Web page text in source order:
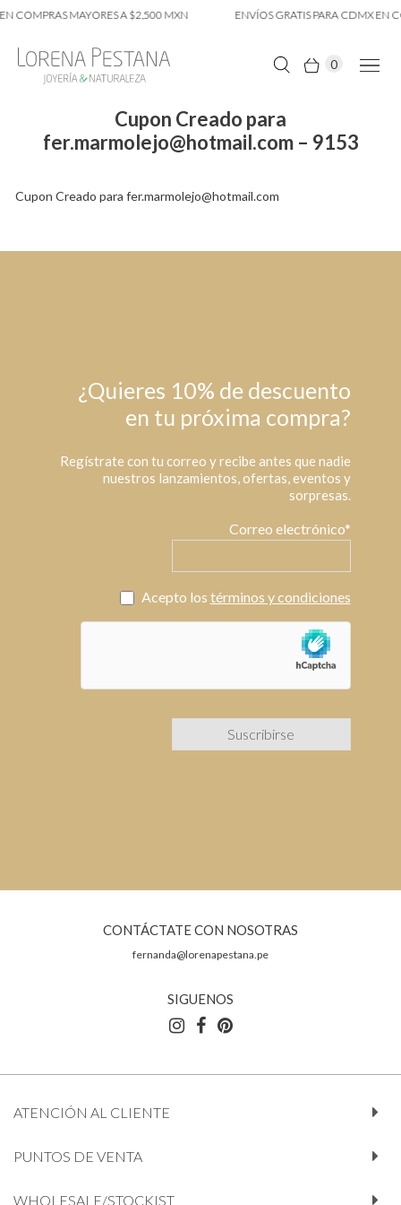
COMPRAS MAYORES A $2,500 MXN ENVÍOS GRATIS PARA CDMX EN
0
Cupon Creado para
fer.marmolejo@hotmail.com – 9153
Cupon Creado para fer.marmolejo@hotmail.com
¿Quieres 10% de descuento
en tu próxima compra?
Regístrate con tu correo y recibe antes que nadie
nuestros lanzamientos, ofertas, eventos y
sorpresas.
Correo electrónico*
Acepto los términos y condiciones
CONTÁCTATE CON NOSOTRAS
fernanda@lorenapestana.pe
SIGUENOS
ATENCIÓN AL CLIENTE
PUNTOS DE VENTA
WHOLESALE/STOCKIST